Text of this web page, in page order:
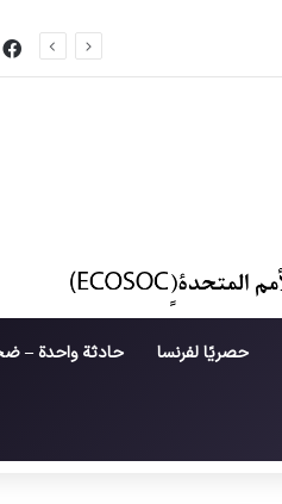
حصريًا لفرنسا حادثة واحدة –